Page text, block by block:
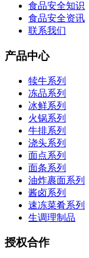
食品安全知识
食品安全资讯
联系我们
产品中心
犊牛系列
冻品系列
冰鲜系列
火锅系列
牛排系列
浇头系列
面点系列
面条系列
油炸裹面系列
酱卤系列
速冻菜肴系列
生调理制品
授权合作